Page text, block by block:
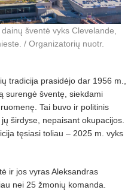
šventė vyks Clevelande,
/ Organizatorių nuotr.
tradicija prasidėjo dar 1956 m.,
surengė šventę, siekdami
. Tai buvo ir politinis
širdyse, nepaisant okupacijos.
tęsiasi toliau – 2025 m. vyks
ir jos vyras Aleksandras
nei 25žmonių komanda.